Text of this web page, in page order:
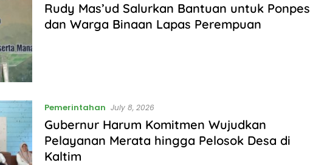
Rudy Mas’ud Salurkan Bantuan untuk Ponpes
dan Warga Binaan Lapas Perempuan
Pemerintahan July 8, 2026
Gubernur Harum Komitmen Wujudkan
Pelayanan Merata hingga Pelosok Desa di
Kaltim